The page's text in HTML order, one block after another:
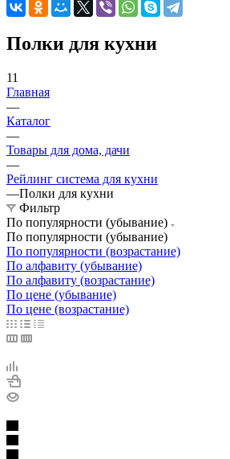
Полки для кухни
11
Главная
—
Каталог
—
Товары для дома, дачи
—
Рейлинг система для кухни
—Полки для кухни
Фильтр
По популярности (убывание)
По популярности (убывание)
По популярности (возрастание)
По алфавиту (убывание)
По алфавиту (возрастание)
По цене (убывание)
По цене (возрастание)